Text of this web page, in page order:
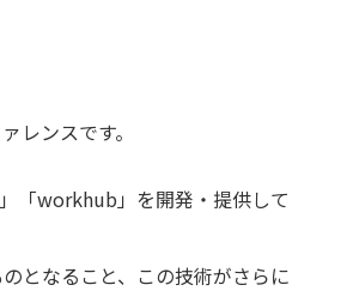
レンスです。
「workhub」を開発・提供して
となること、この技術がさらに